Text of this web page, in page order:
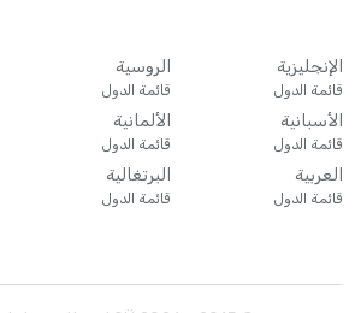
الإنجليزية
قائمة الدول
الروسية
قائمة الدول
الأسبانية
قائمة الدول
الألمانية
قائمة الدول
العربية
قائمة الدول
البرتغالية
قائمة الدول